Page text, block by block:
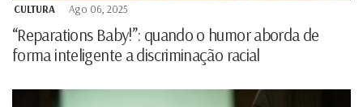
CULTURA Ago 06, 2025
“Reparations Baby!”: quando o humor aborda de
forma inteligente a discriminação racial